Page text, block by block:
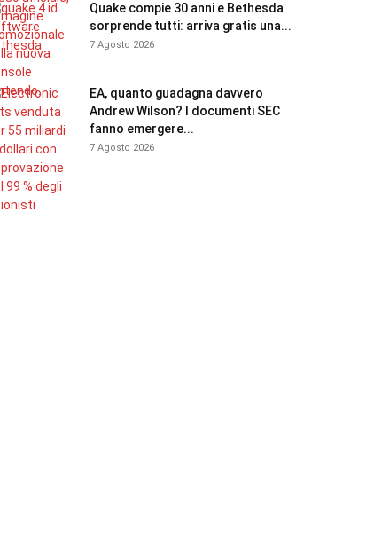
Quake compie 30 anni e Bethesda
sorprende tutti: arriva gratis una...
7 Agosto 2026
EA, quanto guadagna davvero
Andrew Wilson? I documenti SEC
fanno emergere...
7 Agosto 2026